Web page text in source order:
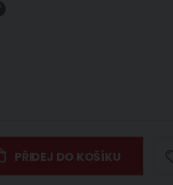
PŘIDEJ DO KOŠÍKU